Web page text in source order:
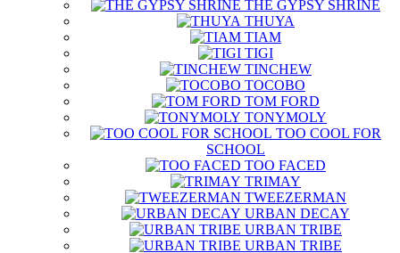
THE GYPSY SHRINE
THUYA
TIAM
TIGI
TINCHEW
TOCOBO
TOM FORD
TONYMOLY
TOO COOL FOR
SCHOOL
TOO FACED
TRIMAY
TWEEZERMAN
URBAN DECAY
URBAN TRIBE
URBAN TRIBE